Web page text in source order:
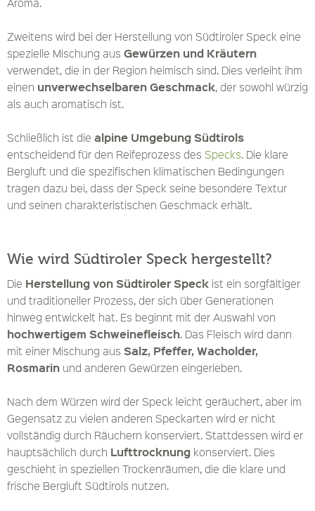
Zweitens wird bei der Herstellung von Südtiroler Speck eine
spezielle Mischung aus Gewürzen und Kräutern
verwendet, die in der Region heimisch sind. Dies verleiht ihm
einen unverwechselbaren Geschmack, der sowohl würzig
als auch aromatisch ist.
Schließlich ist die alpine Umgebung Südtirols
entscheidend für den Reifeprozess des Specks. Die klare
Bergluft und die spezifischen klimatischen Bedingungen
tragen dazu bei, dass der Speck seine besondere Textur
und seinen charakteristischen Geschmack erhält.
Wie wird Südtiroler Speck hergestellt?
Die Herstellung von Südtiroler Speck ist ein sorgfältiger
und traditioneller Prozess, der sich über Generationen
hinweg entwickelt hat. Es beginnt mit der Auswahl von
hochwertigem Schweinefleisch. Das Fleisch wird dann
mit einer Mischung aus Salz, Pfeffer, Wacholder,
Rosmarin und anderen Gewürzen eingerieben.
Nach dem Würzen wird der Speck leicht geräuchert, aber im
Gegensatz zu vielen anderen Speckarten wird er nicht
vollständig durch Räuchern konserviert. Stattdessen wird er
hauptsächlich durch Lufttrocknung konserviert. Dies
geschieht in speziellen Trockenräumen, die die klare und
frische Bergluft Südtirols nutzen.